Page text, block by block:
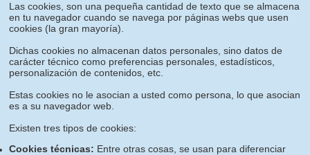
Las cookies, son una pequeña cantidad de texto que se almacena
en tu navegador cuando se navega por páginas webs que usen
cookies (la gran mayoría).
Dichas cookies no almacenan datos personales, sino datos de
carácter técnico como preferencias personales, estadísticos,
personalización de contenidos, etc.
Estas cookies no le asocian a usted como persona, lo que asocian
es a su navegador web.
Existen tres tipos de cookies:
Cookies técnicas: Entre otras cosas, se usan para diferenciar